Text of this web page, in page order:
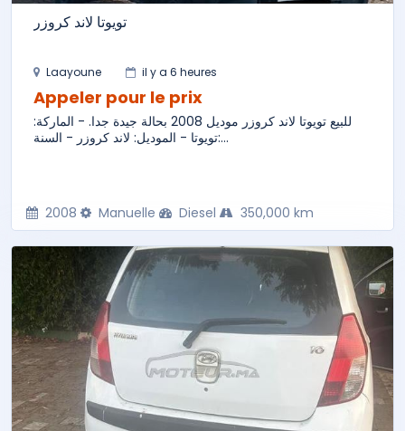
تويوتا لاند كروزر
Laayoune il y a 6 heures
Appeler pour le prix
للبيع تويوتا لاند كروزر موديل 2008 بحالة جيدة جدا. - الماركة:
تويوتا - الموديل: لاند كروزر - السنة:...
2008 Manuelle Diesel 350,000 km